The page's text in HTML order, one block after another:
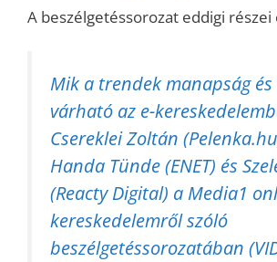
A beszélgetéssorozat eddigi
Mik a trendek manapság
várható az e-
Csereklei Zoltán
Handa Tünde (ENET) és
(Reacty Digital) a Media1
kereskedelemről szóló
beszélgetéssorozatában